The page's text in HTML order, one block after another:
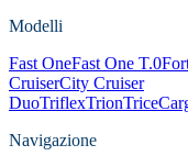
Modelli
Fast OneFast One T.0
CruiserCity Cruiser
DuoTriflexTrionTrice
Navigazione